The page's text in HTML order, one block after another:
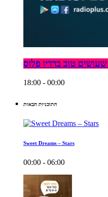
טוב ברדיו פלוס
18:00 - 00:00
התוכניות הבאות
Sweet Dreams – Stars
00:00 - 06:00